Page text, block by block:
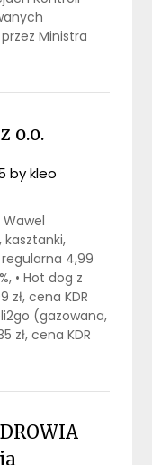
Ministra
o.o.
bykleo
Wawel
kasztanki,
4,99
• Hot dog z
zł, cena KDR
(gazowana,
zł, cena KDR